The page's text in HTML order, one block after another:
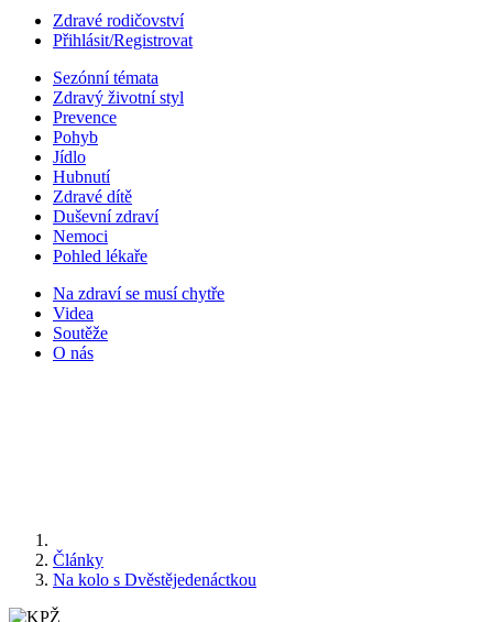
Zdravé rodičovství
Přihlásit/Registrovat
Sezónní témata
Zdravý životní styl
Prevence
Pohyb
Jídlo
Hubnutí
Zdravé dítě
Duševní zdraví
Nemoci
Pohled lékaře
Na zdraví se musí chytře
Videa
Soutěže
O nás
Články
Na kolo s Dvěstějedenáctkou